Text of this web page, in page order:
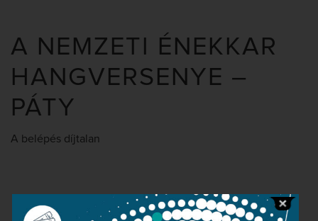
A NEMZETI ÉNEKKAR
HANGVERSENYE –
PÁTY
A belépés díjtalan